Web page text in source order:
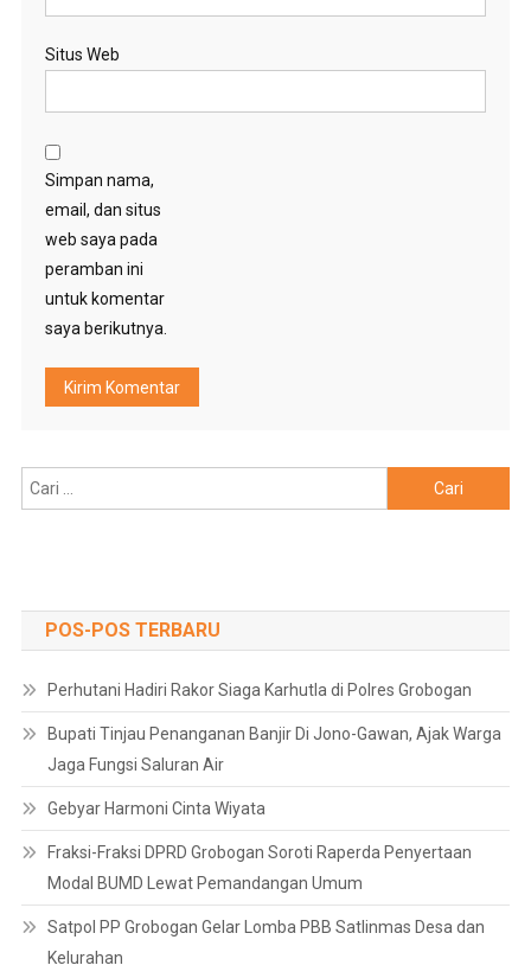
Situs Web
Simpan nama,
email, dan situs
web saya pada
peramban ini
untuk komentar
saya berikutnya.
untuk:
POS-POS TERBARU
Perhutani Hadiri Rakor Siaga Karhutla di Polres Grobogan
Bupati Tinjau Penanganan Banjir Di Jono-Gawan, Ajak Warga
Jaga Fungsi Saluran Air
Gebyar Harmoni Cinta Wiyata
Fraksi-Fraksi DPRD Grobogan Soroti Raperda Penyertaan
Modal BUMD Lewat Pemandangan Umum
Satpol PP Grobogan Gelar Lomba PBB Satlinmas Desa dan
Kelurahan